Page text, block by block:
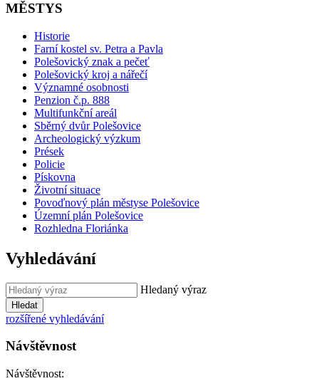
MĚSTYS
Historie
Farní kostel sv. Petra a Pavla
Polešovický znak a pečeť
Polešovický kroj a nářečí
Významné osobnosti
Penzion č.p. 888
Multifunkční areál
Sběrný dvůr Polešovice
Archeologický výzkum
Prések
Policie
Pískovna
Životní situace
Povoďnový plán městyse Polešovice
Územní plán Polešovice
Rozhledna Floriánka
Vyhledávání
Hledaný výraz
Hledat
rozšířené vyhledávání
Návštěvnost
Návštěvnost: